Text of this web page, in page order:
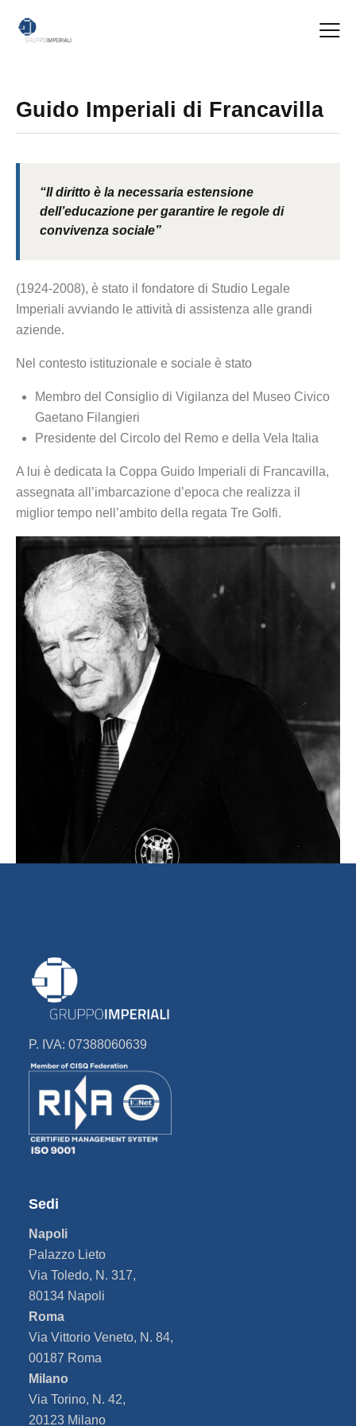
Guido Imperiali di Francavilla
“Il diritto è la necessaria estensione
dell’educazione per garantire le regole di
convivenza sociale”
(1924-2008), è stato il fondatore di Studio Legale
Imperiali avviando le attività di assistenza alle grandi
aziende.
Nel contesto istituzionale e sociale è stato
Membro del Consiglio di Vigilanza del Museo Civico
Gaetano Filangieri
Presidente del Circolo del Remo e della Vela Italia
A lui è dedicata la Coppa Guido Imperiali di Francavilla,
assegnata all’imbarcazione d’epoca che realizza il
miglior tempo nell’ambito della regata Tre Golfi.
P. IVA: 07388060639
Sedi
Napoli
Palazzo Lieto
Via Toledo, N. 317,
80134 Napoli
Roma
Via Vittorio Veneto, N. 84,
00187 Roma
Milano
Via Torino, N. 42,
20123 Milano